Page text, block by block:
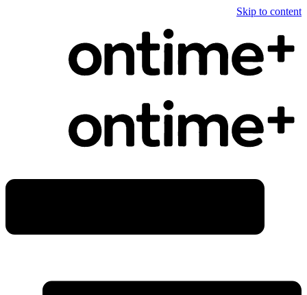
Skip to content